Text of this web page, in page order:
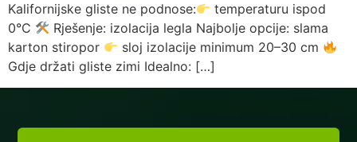
Kalifornijske gliste ne podnose:
temperaturu ispod
0°C
Rješenje: izolacija legla Najbolje opcije: slama
karton stiropor
sloj izolacije minimum 20–30 cm
Gdje držati gliste zimi Idealno: […]